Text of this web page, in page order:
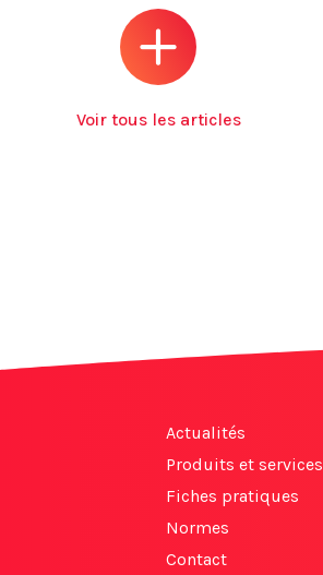
Voir tous les articles
Actualités
Produits et services
Fiches pratiques
Normes
Contact